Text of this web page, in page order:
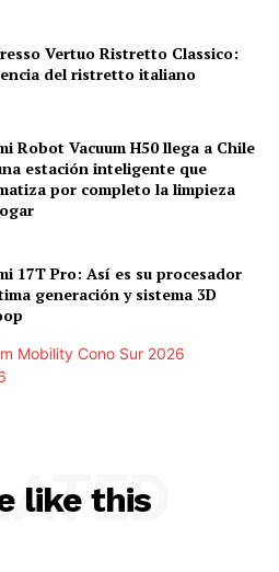
Vertuo Ristretto Classico:
del ristretto italiano
Robot Vacuum H50 llega a Chile
estación inteligente que
por completo la limpieza
17T Pro: Así es su procesador
generación y sistema 3D
like this